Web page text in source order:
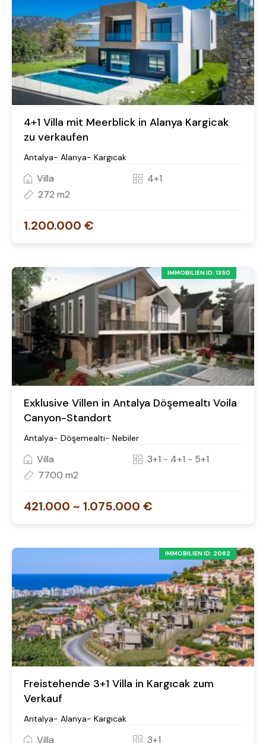
Sea View Villas! Nehmen Sie noch heute Kontakt
mit uns auf, um Ihre Villa zu reservieren und von
flexiblen Zahlungsoptionen sowie
wettbewerbsfähigen Vorverkaufspreisen zu
profitieren. Ihr Traumhaus in Alanya ist nur einen
Schritt entfernt!
4+1 Villa mit Meerblick in Alanya Kargicak
zu verkaufen
Antalya- Alanya- Kargıcak
Villa
4+1
272 m2
1.200.000 €
IMMOBILIEN ID: 1350
Exklusive Villen in Antalya Döşemealtı Voila
Canyon-Standort
Antalya- Döşemealtı- Nebiler
Villa
3+1 - 4+1 - 5+1
7700 m2
421.000 ~ 1.075.000 €
IMMOBILIEN ID: 2062
Freistehende 3+1 Villa in Kargıcak zum
Verkauf
Antalya- Alanya- Kargıcak
Villa
3+1